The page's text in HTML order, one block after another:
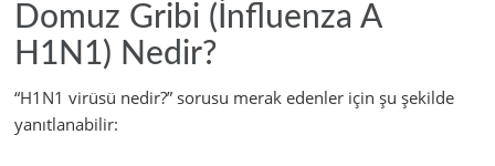
Domuz Gribi (İnfluenza A
H1N1) Nedir?
“H1N1 virüsü nedir?” sorusu merak edenler için şu şekilde
yanıtlanabilir: